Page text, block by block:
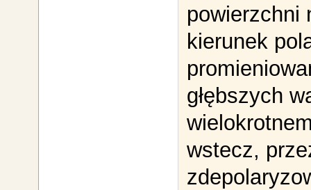
powierzchni
kierunek
głębszych
wstecz,